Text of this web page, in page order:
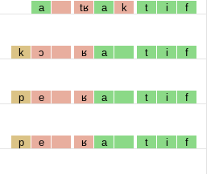
a tʁ a k t i f
k ɔ ʁ a t i f
p e ʁ a t i f
p e ʁ a t i f